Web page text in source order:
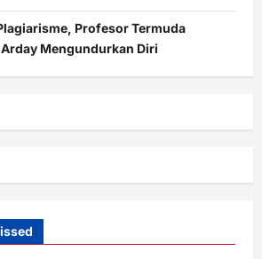
Profesor Termuda
Mengundurkan Diri